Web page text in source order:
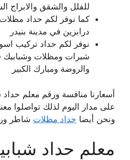
للفلل والشقق والابراج
كما نوفر لكم حداد
درابزين في مدينة بنيدر
نوفر لكم حداد تركيب
شبرات ومظلات وشبابيك
والروضة ومبارك الكبير
أسعارنا منافسة ورقم معلم حداد
على مدار اليوم لذلك تواصلوا
ونحن أيضا حداد مظلات شاطر
معلم حداد